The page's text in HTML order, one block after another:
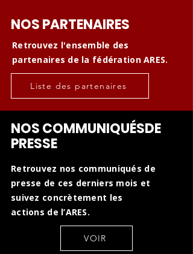
NOS PARTENAIRES
Retrouvez l'ensemble des
partenaires de la fédération ARES.
Liste des partenaires
NOS COMMUNIQUÉSDE
PRESSE
Retrouvez nos communiqués de
presse de ces derniers mois et
suivez concrètement les
actions de l’ARES.
VOIR